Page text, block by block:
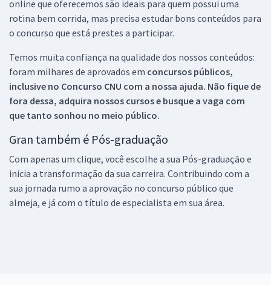
online que oferecemos são ideais para quem possui uma
rotina bem corrida, mas precisa estudar bons conteúdos para
o concurso que está prestes a participar.
Temos muita confiança na qualidade dos nossos conteúdos:
foram milhares de aprovados em concursos públicos,
inclusive no Concurso CNU com a nossa ajuda. Não fique de
fora dessa, adquira nossos cursos e busque a vaga com
que tanto sonhou no meio público.
Gran também é Pós-graduação
Com apenas um clique, você escolhe a sua Pós-graduação e
inicia a transformação da sua carreira. Contribuindo com a
sua jornada rumo a aprovação no concurso público que
almeja, e já com o título de especialista em sua área.